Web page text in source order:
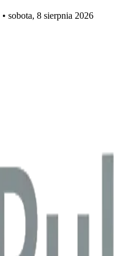
• sobota, 8 sierpnia 2026